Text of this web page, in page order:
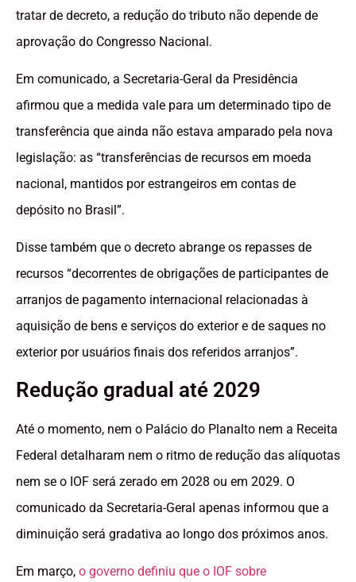
tratar de decreto, a redução do tributo não depende de
aprovação do Congresso Nacional.
Em comunicado, a Secretaria-Geral da Presidência
afirmou que a medida vale para um determinado tipo de
transferência que ainda não estava amparado pela nova
legislação: as “transferências de recursos em moeda
nacional, mantidos por estrangeiros em contas de
depósito no Brasil”.
Disse também que o decreto abrange os repasses de
recursos “decorrentes de obrigações de participantes de
arranjos de pagamento internacional relacionadas à
aquisição de bens e serviços do exterior e de saques no
exterior por usuários finais dos referidos arranjos”.
Redução gradual até 2029
Até o momento, nem o Palácio do Planalto nem a Receita
Federal detalharam nem o ritmo de redução das alíquotas
nem se o IOF será zerado em 2028 ou em 2029. O
comunicado da Secretaria-Geral apenas informou que a
diminuição será gradativa ao longo dos próximos anos.
Em março, o governo definiu que o IOF sobre